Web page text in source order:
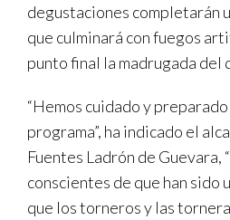
degustaciones completarán
que culminará con fuegos
punto final la madrugada del
“Hemos cuidado y
programa”, ha indicado el
Fuentes Ladrón de Guevara,
conscientes de que han sido
que los torneros y las